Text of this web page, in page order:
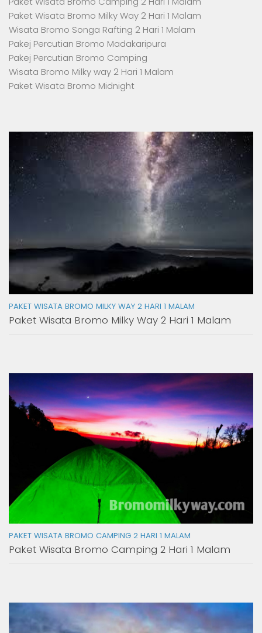
Paket Wisata Bromo Milky Way 2 Hari 1 Malam
Wisata Bromo Songa Rafting 2 Hari 1 Malam
Pakej Percutian Bromo Madakaripura
Pakej Percutian Bromo Camping
Wisata Bromo Milky way 2 Hari 1 Malam
Paket Wisata Bromo Midnight
PAKET WISATA BROMO MILKY WAY 2 HARI 1 MALAM
Paket Wisata Bromo Milky Way 2 Hari 1 Malam
PAKET WISATA BROMO CAMPING 2 HARI 1 MALAM
Paket Wisata Bromo Camping 2 Hari 1 Malam